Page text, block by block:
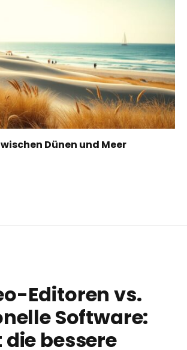
Dünen und Meer
Editoren vs.
Software:
die bessere